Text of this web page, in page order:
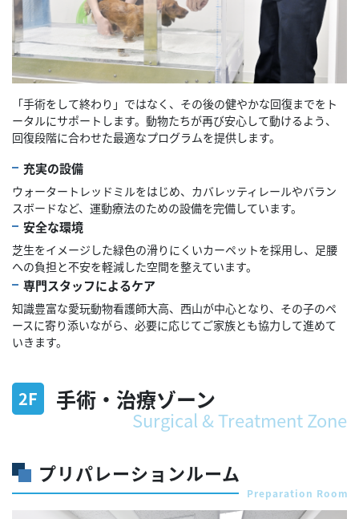
「手術をして終わり」ではなく、その後の健やかな回復までをト
ータルにサポートします。動物たちが再び安心して動けるよう、
回復段階に合わせた最適なプログラムを提供します。
充実の設備
ウォータートレッドミルをはじめ、カバレッティレールやバラン
スボードなど、運動療法のための設備を完備しています。
安全な環境
芝生をイメージした緑色の滑りにくいカーペットを採用し、足腰
への負担と不安を軽減した空間を整えています。
専門スタッフによるケア
知識豊富な愛玩動物看護師大高、西山が中心となり、その子のペ
ースに寄り添いながら、必要に応じてご家族とも協力して進めて
いきます。
2F 手術・治療ゾーン
Surgical & Treatment Zone
プリパレーションルーム
Preparation Room